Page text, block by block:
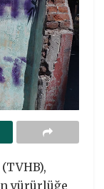
yürürlüğe